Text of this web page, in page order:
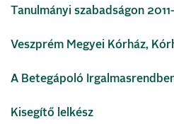
Tanulmányi szabadságon
Veszprém Megyei Kórház,
A Betegápoló
Kisegítő lelkész